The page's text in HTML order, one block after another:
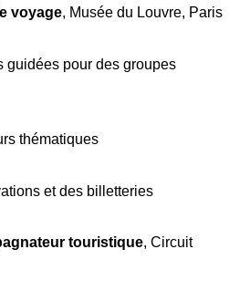
voyage, Musée du Louvre, Paris
guidées pour des groupes
thématiques
et des billetteries
touristique, Circuit